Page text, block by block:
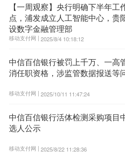
【一周观察】央行明确下半年工
点，浦发成立人工智能中心，贵
设数字金融管理部
移动支付网 | 2025/8/4 10:18:12
中信百信银行被罚上千万、一高
消任职资格，涉监管数据报送等
移动支付网 | 2025/10/11 11:47:24
中信百信银行活体检测采购项目
选人公示
移动支付网 | 2025/8/22 11:28:36